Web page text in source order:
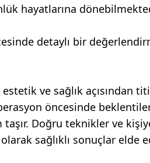
hayatlarına
detaylı bir
ve sağlık açısından
öncesinde
taşır. Doğru teknikler ve
sağlıklı sonuçlar elde